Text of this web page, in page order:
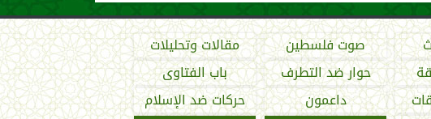
صوت فلسطين
مقالات وتحليلات
حوار ضد التطرف
باب الفتاوى
داعمون
حركات ضد الإسلام